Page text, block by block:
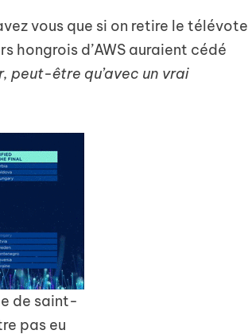
vous que si on retire le télévote
hongrois d’AWS auraient cédé
peut-être qu’avec un vrai
de saint-
pas eu